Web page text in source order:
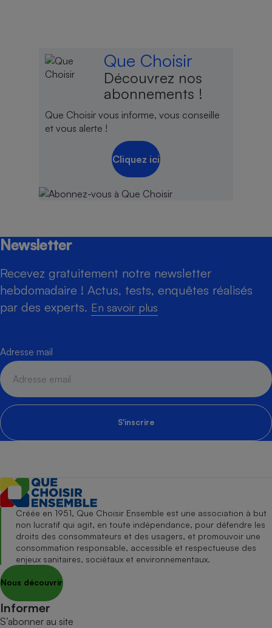
Que Choisir
Découvrez nos
abonnements !
Que Choisir vous informe, vous conseille
et vous alerte !
Cliquez ici
Newsletter
Recevez gratuitement notre newsletter
hebdomadaire ! Actus, tests, enquêtes réalisés
par des experts. En savoir plus
Adresse mail
S'inscrire
Créée en 1951, Que Choisir Ensemble est une association à but
non lucratif qui agit, en toute indépendance, pour défendre les
droits des consommateurs et des usagers, et promouvoir une
consommation responsable, accessible et respectueuse des
enjeux sanitaires, sociétaux et environnementaux.
Nous découvrir
Informer
S’abonner au site